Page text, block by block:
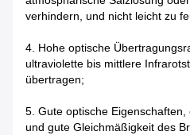
verhindern, und nicht leicht zu
4. Hohe optische
ultraviolette bis mittlere
übertragen;
5. Gute optische
und gute Gleichmäßigkeit des